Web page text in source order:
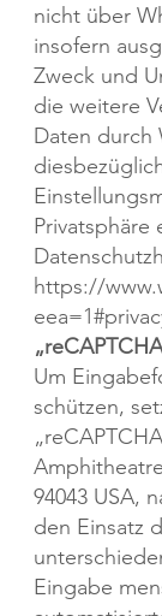
nicht über
insofern
Zweck und
die weitere
Daten durch
Privatsphäre
https://
Um
schützen,
94043 USA,
den Einsatz
Eingabe